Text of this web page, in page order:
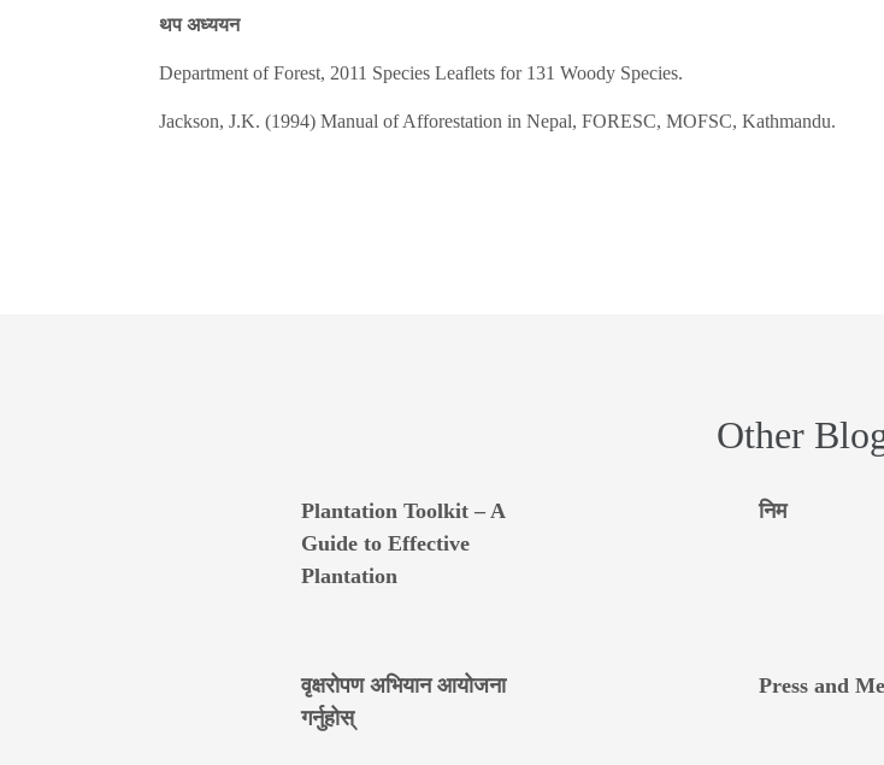
थप अध्ययन
Department of Forest, 2011 Species Leaflets for 131 Woody Species.
Jackson, J.K. (1994) Manual of Afforestation in Nepal, FORESC, MOFSC, Kathmandu.
Other
Plantation Toolkit – A
Guide to Effective
Plantation
निम
वृक्षरोपण अभियान आयोजना
गर्नुहोस्
Press and